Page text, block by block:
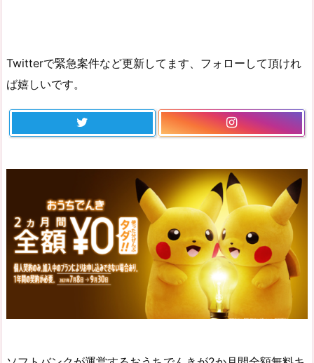
Twitterで緊急案件など更新してます、フォローして頂けれ
ば嬉しいです。